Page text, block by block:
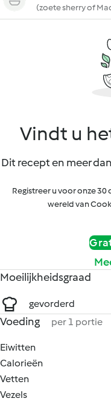
(zoete sherry of
Vindt u
Dit recept en meer
Registreer u voor onze
wereld van
Moeilijkheidsgraad
gevorderd
Voeding per 1 portie
Eiwitten
Calorieën
Vetten
Vezels